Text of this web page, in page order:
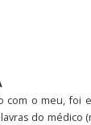
com o meu, foi
do médico